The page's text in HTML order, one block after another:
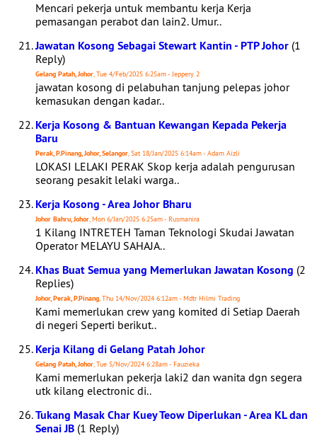
Mencari pekerja untuk membantu kerja Kerja
pemasangan perabot dan lain2. Umur..
Jawatan Kosong Sebagai Stewart Kantin - PTP Johor (1
Reply)
Gelang Patah, Johor, Tue 4/Feb/2025 6:25am - Jeppery 2
jawatan kosong di pelabuhan tanjung pelepas johor
kemasukan dengan kadar..
Kerja Kosong & Bantuan Kewangan Kepada Pekerja
Baru
Perak, P.Pinang, Johor, Selangor, Sat 18/Jan/2025 6:14am - Adam Aizli
LOKASI LELAKI PERAK Skop kerja adalah pengurusan
seorang pesakit lelaki warga..
Kerja Kosong - Area Johor Bharu
Johor Bahru, Johor, Mon 6/Jan/2025 6:25am - Rusmanira
1 Kilang INTRETEH Taman Teknologi Skudai Jawatan
Operator MELAYU SAHAJA..
Khas Buat Semua yang Memerlukan Jawatan Kosong (2
Replies)
Johor, Perak, P.Pinang, Thu 14/Nov/2024 6:12am - Mdtr Hilmi Trading
Kami memerlukan crew yang komited di Setiap Daerah
di negeri Seperti berikut..
Kerja Kilang di Gelang Patah Johor
Gelang Patah, Johor, Tue 5/Nov/2024 6:28am - Fauzieka
Kami memerlukan pekerja laki2 dan wanita dgn segera
utk kilang electronic di..
Tukang Masak Char Kuey Teow Diperlukan - Area KL dan
Senai JB (1 Reply)